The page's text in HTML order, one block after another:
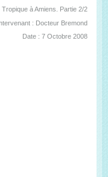
à Amiens. Partie 2/2
: Docteur Bremond
Date : 7 Octobre 2008